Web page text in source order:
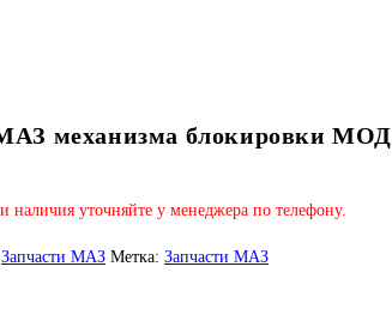
механизма блокировки МОД
наличия уточняйте у менеджера по телефону.
Запчасти МАЗ Метка: Запчасти МАЗ